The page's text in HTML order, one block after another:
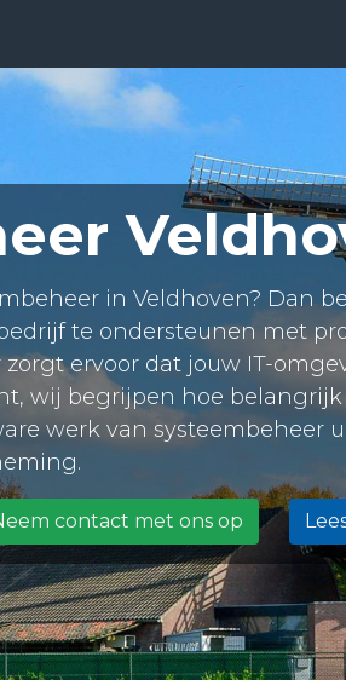
in Veldhoven? Dan
te ondersteunen met
ervoor dat jouw IT-
wij begrijpen hoe
werk van
contact met ons op